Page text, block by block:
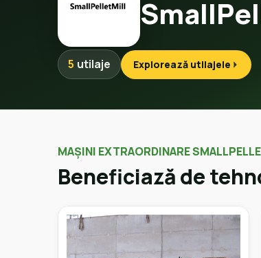
5 utilaje Explorează utilajele
MAȘINI EXTRAORDINARE
Beneficiază de